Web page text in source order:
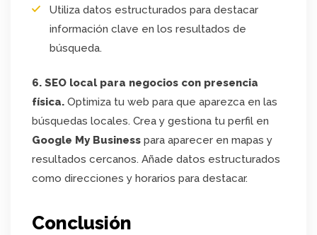
Utiliza datos estructurados para destacar
información clave en los resultados de
búsqueda.
6. SEO local para negocios con presencia
física. Optimiza tu web para que aparezca en las
búsquedas locales. Crea y gestiona tu perfil en
Google My Business para aparecer en mapas y
resultados cercanos. Añade datos estructurados
como direcciones y horarios para destacar.
Conclusión